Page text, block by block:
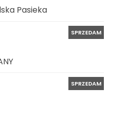
Pasieka
SPRZEDAM
SPRZEDAM